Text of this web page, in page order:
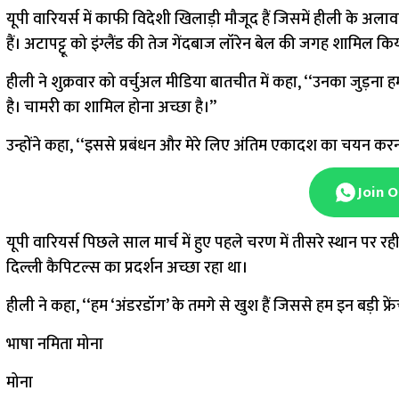
यूपी वारियर्स में काफी विदेशी खिलाड़ी मौजूद हैं जिसमें हीली के
हैं। अटापट्टू को इंग्लैंड की तेज गेंदबाज लॉरेन बेल की जगह शामिल
हीली ने शुक्रवार को वर्चुअल मीडिया बातचीत में कहा, ‘‘उनका
है। चामरी का शामिल होना अच्छा है।’’
उन्होंने कहा, ‘‘इससे प्रबंधन और मेरे लिए अंतिम एकादश का चयन
Join
यूपी वारियर्स पिछले साल मार्च में हुए पहले चरण में तीसरे स्थान पर
दिल्ली कैपिटल्स का प्रदर्शन अच्छा रहा था।
हीली ने कहा, ‘‘हम ‘अंडरडॉग’ के तमगे से खुश हैं जिससे हम इन बड़ी
भाषा नमिता मोना
मोना